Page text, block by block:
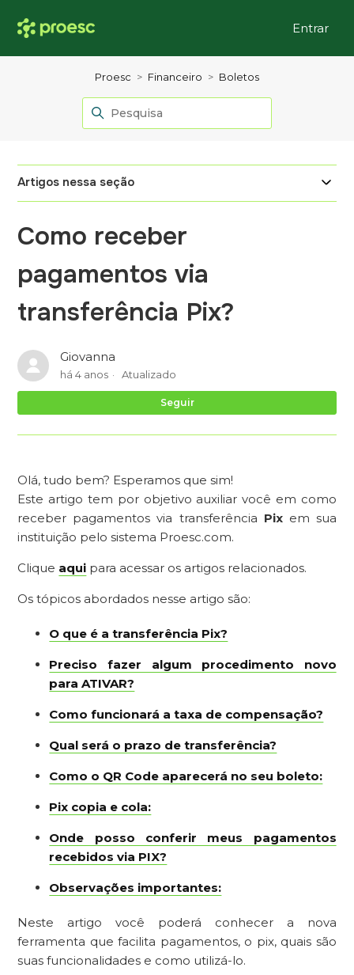
Entrar
Proesc Financeiro Boletos
Artigos nessa seção
Como receber
pagamentos via
transferência Pix?
Giovanna
há 4 anos Atualizado
Seguir
Olá, tudo bem? Esperamos que sim!
Este artigo tem por objetivo auxiliar você em como
receber pagamentos via transferência Pixem sua
instituição pelo sistema Proesc.com.
Clique aqui para acessar os artigos relacionados.
Os tópicos abordados nesse artigo são:
O que é a transferência Pix?
Preciso fazer algum procedimento novo
para ATIVAR?
Como funcionará a taxa de compensação?
Qual será o prazo de transferência?
Como o QR Code aparecerá no seu boleto:
Pix copia e cola:
Onde posso conferir meus pagamentos
recebidos via PIX?
Observações importantes:
Neste artigo você poderá conhecer a nova
ferramenta que facilita pagamentos, o pix, quais são
suas funcionalidades e como utilizá-lo.